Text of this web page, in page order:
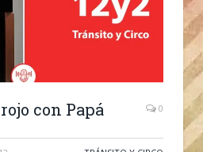
con Papá 0